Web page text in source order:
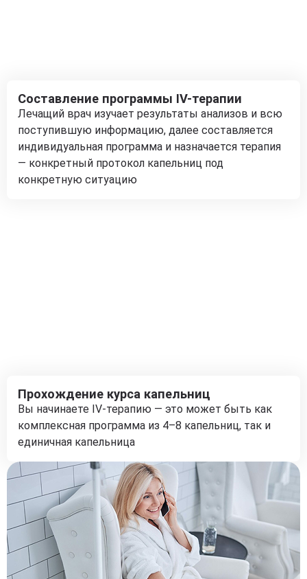
Составление программы IV-терапии
Лечащий врач изучает результаты анализов и всю
поступившую информацию, далее составляется
индивидуальная программа и назначается терапия
— конкретный протокол капельниц под
конкретную ситуацию
Прохождение курса капельниц
Вы начинаете IV-терапию — это может быть как
комплексная программа из 4–8 капельниц, так и
единичная капельница